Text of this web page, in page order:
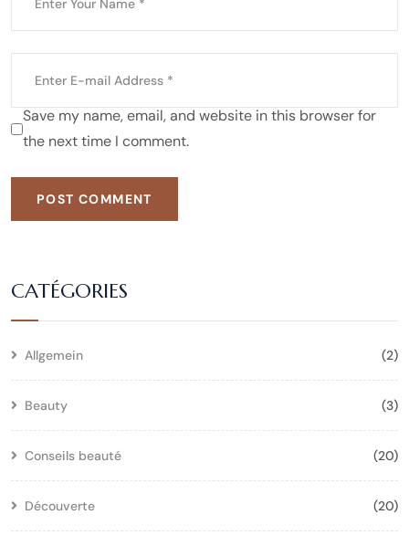
Save my name, email, and website in this browser for
the next time I comment.
POST COMMENT
CATÉGORIES
Allgemein (2)
Beauty (3)
Conseils beauté (20)
Découverte (20)